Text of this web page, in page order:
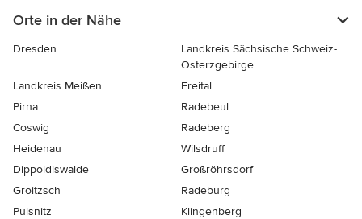
Orte in der Nähe
Dresden
Landkreis Sächsische Schweiz-
Osterzgebirge
Landkreis Meißen
Freital
Pirna
Radebeul
Coswig
Radeberg
Heidenau
Wilsdruff
Dippoldiswalde
Großröhrsdorf
Groitzsch
Radeburg
Pulsnitz
Klingenberg